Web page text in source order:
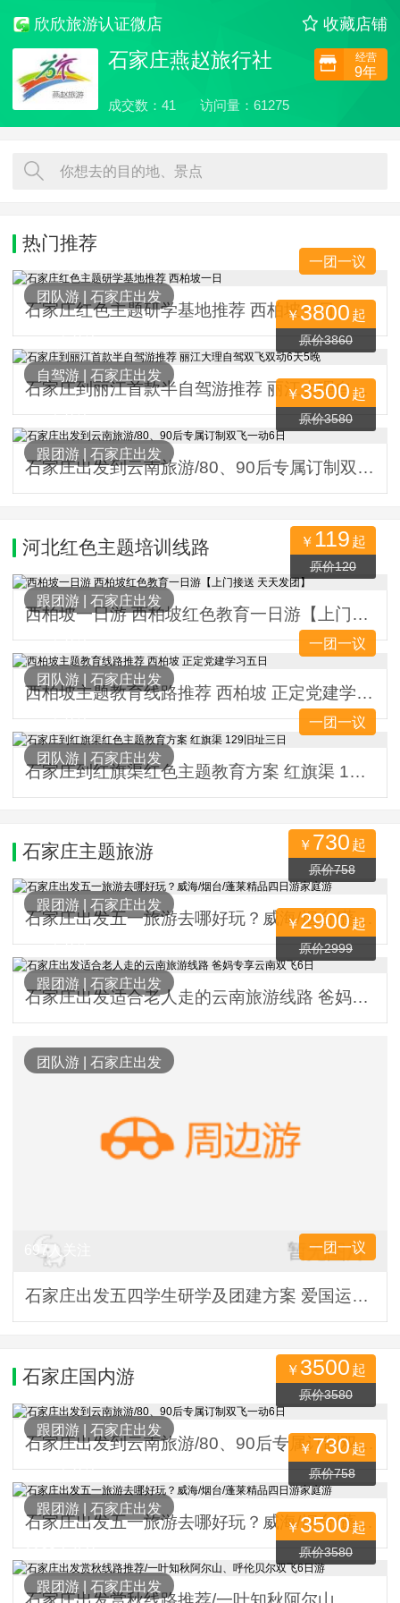
欣欣旅游认证微店 收藏店铺
经营
9年
石家庄燕赵旅行社
成交数：41 访问量：61275
你想去的目的地、景点
热门推荐
团队游 |石家庄出发
一团一议
石家庄红色主题研学基地推荐 西柏坡一日
自驾游 |石家庄出发
1513人关注
￥ 3800 起
原价3860
石家庄到丽江首款半自驾游推荐 丽江大理自驾双飞双动6天5晚
跟团游 |石家庄出发
953人关注
￥ 3500 起
原价3580
石家庄出发到云南旅游/80、90后专属订制双飞一动6日
河北红色主题培训线路
跟团游 |石家庄出发
￥ 119 起
原价120
西柏坡一日游 西柏坡红色教育一日游【上门接送 天天发团】
团队游 |石家庄出发
907人关注 一团一议
西柏坡主题教育线路推荐 西柏坡 正定党建学习五日
团队游 |石家庄出发
840人关注 一团一议
石家庄到红旗渠红色主题教育方案 红旗渠 129旧址三日
石家庄主题旅游
跟团游 |石家庄出发
￥ 730 起
原价758
石家庄出发五一旅游去哪好玩？威海/烟台/蓬莱精品四日游家庭游
跟团游 |石家庄出发
550人关注
￥ 2900 起
原价2999
石家庄出发适合老人走的云南旅游线路 爸妈专享云南双飞6日
团队游 |石家庄出发
697人关注 一团一议
石家庄出发五四学生研学及团建方案 爱国运动策源地北大红楼一日
石家庄国内游
跟团游 |石家庄出发
￥ 3500 起
原价3580
石家庄出发到云南旅游/80、90后专属订制双飞一动6日
跟团游 |石家庄出发
1138人关注
￥ 730 起
原价758
石家庄出发五一旅游去哪好玩？威海/烟台/蓬莱精品四日游家庭游
跟团游 |石家庄出发
1168人关注
￥ 3500 起
原价3580